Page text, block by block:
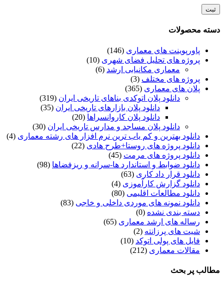
دسته محصولات
پاورپوینت های معماری (146)
پروژه های تحلیل فضای شهری (10)
معماری مکانیابی ارشد (6)
پروژه های مختلف (3)
پلان های معماری (365)
دانلود پلان اتوکدی بناهای تاریخی ایران (319)
دانلود پلان بازارهای تاریخی ایران (35)
دانلود پلان کاروانسراها (20)
دانلود پلان مساجد و مدارس تاریخی ایران (30)
دانلود بهترین و کم یاب ترین نرم افزار های رشته معماری (4)
دانلود پروژه های روستا+طرح هادی (22)
دانلود پروژه های مرمت (45)
دانلود ضوابط و استاندارد ها-سرانه و ریزفضاها (98)
دانلود قرار داد کاری (63)
دانلود گزارش کارآموزی (4)
دانلود مطالعات اقلیمی (80)
دانلود نمونه های موردی داخلی و خاجی (83)
دسته بندی نشده (0)
رساله های ارشد معماری (65)
شیت های پرزانته (2)
فایل های پولی اتوکد (10)
مقالات معماری (212)
مطالب پر بحث